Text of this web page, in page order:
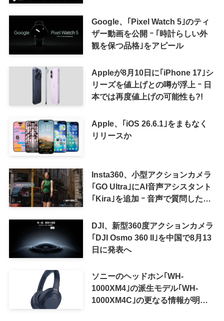
来の｢収益分配｣は廃止
Google、｢Pixel Watch 5｣のティ
ザー動画を公開 ｰ ｢時計らしい外
観を保つ品格｣をアピール
Appleが8月10日に｢iPhone 17｣シ
リーズを値上げとの噂が浮上 ｰ 日
本では再度値上げの可能性も?!
Apple、｢iOS 26.6.1｣をまもなく
リリースか
Insta360、小型アクションカメラ
｢GO Ultra｣にAI音声アシスタント
｢Kira｣を追加 ｰ 音声で質問した
可能に
DJI、新型360度アクションカメラ
｢DJI Osmo 360 II｣を中国で8月13
日に発表へ
ソニーのヘッドホン｢WH-
1000XM4｣の派生モデル｢WH-
1000XM4C｣の更なる情報が明ら